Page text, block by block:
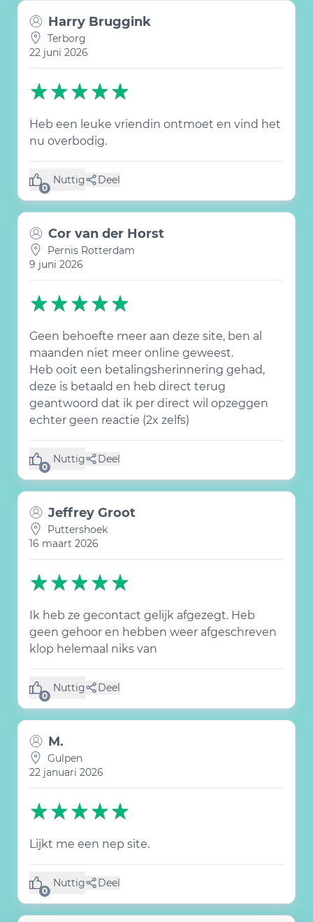
Harry Bruggink
Terborg
22 juni 2026
Heb een leuke vriendin ontmoet en vind het
nu overbodig.
0
Nuttig
(0 like) Deel
Cor van der Horst
Pernis Rotterdam
9 juni 2026
Geen behoefte meer aan deze site, ben al
maanden niet meer online geweest.
Heb ooit een betalingsherinnering gehad,
deze is betaald en heb direct terug
geantwoord dat ik per direct wil opzeggen
echter geen reactie (2x zelfs)
0
Nuttig
(0 like) Deel
Jeffrey Groot
Puttershoek
16 maart 2026
Ik heb ze gecontact gelijk afgezegt. Heb
geen gehoor en hebben weer afgeschreven
klop helemaal niks van
0
Nuttig
(0 like) Deel
M.
Gulpen
22 januari 2026
Lijkt me een nep site.
0
Nuttig
(0 like) Deel